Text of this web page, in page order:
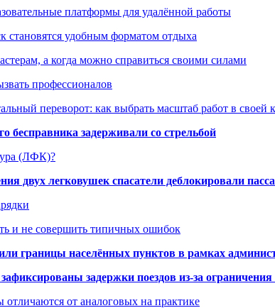
платформы для удалённой работы
становятся удобным форматом отдыха
а когда можно справиться своими силами
профессионалов
переворот: как выбрать масштаб работ в своей
бесправника задерживали со стрельбой
(ЛФК)?
двух легковушек спасатели деблокировали
и не совершить типичных ошибок
границы населённых пунктов в рамках
задержки поездов из-за
от аналоговых на практике